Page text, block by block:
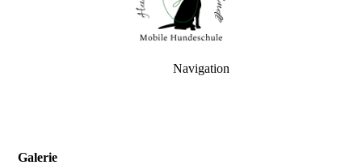
Navigation
Galerie